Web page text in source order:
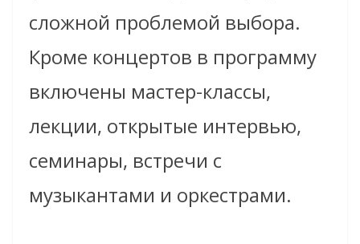
сложной проблемой выбора.
Кроме концертов в программу
включены мастер-классы,
лекции, открытые интервью,
семинары, встречи с
музыкантами и оркестрами.